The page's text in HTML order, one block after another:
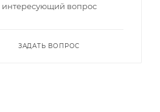
интересующий вопрос
ЗАДАТЬ ВОПРОС